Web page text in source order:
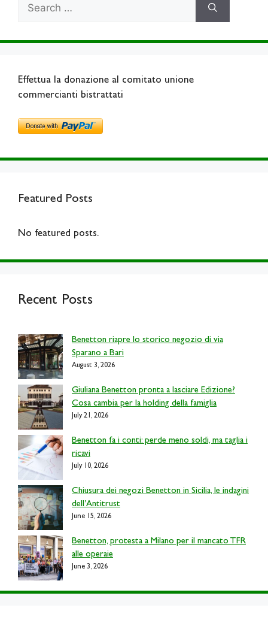
Effettua la donazione al comitato unione
commercianti bistrattati
Featured Posts
No featured posts.
Recent Posts
Benetton riapre lo storico negozio di via
Sparano a Bari
August 3, 2026
Giuliana Benetton pronta a lasciare Edizione?
Cosa cambia per la holding della famiglia
July 21, 2026
Benetton fa i conti: perde meno soldi, ma taglia i
ricavi
July 10, 2026
Chiusura dei negozi Benetton in Sicilia, le indagini
dell’Antitrust
June 15, 2026
Benetton, protesta a Milano per il mancato TFR
alle operaie
June 3, 2026